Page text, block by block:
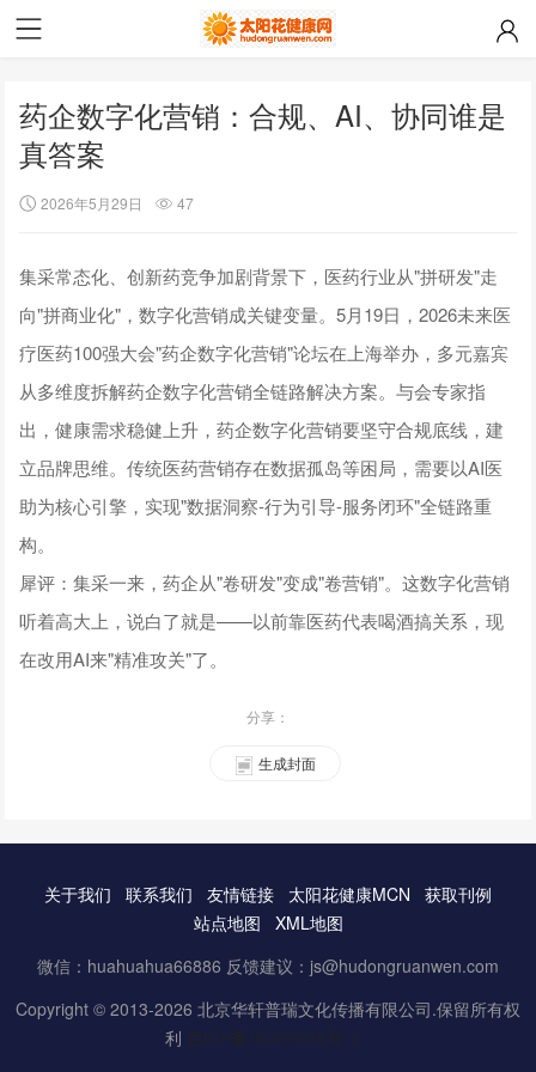
药企数字化营销：合规、AI、协同谁是
真答案
2026年5月29日 47
集采常态化、创新药竞争加剧背景下，医药行业从"拼研发"走
向"拼商业化"，数字化营销成关键变量。5月19日，2026未来医
疗医药100强大会"药企数字化营销"论坛在上海举办，多元嘉宾
从多维度拆解药企数字化营销全链路解决方案。与会专家指
出，健康需求稳健上升，药企数字化营销要坚守合规底线，建
立品牌思维。传统医药营销存在数据孤岛等困局，需要以AI医
助为核心引擎，实现"数据洞察-行为引导-服务闭环"全链路重
构。
犀评：集采一来，药企从"卷研发"变成"卷营销"。这数字化营销
听着高大上，说白了就是——以前靠医药代表喝酒搞关系，现
在改用AI来"精准攻关"了。
分享：
生成封面
关于我们 联系我们 友情链接 太阳花健康MCN
获取刊例
站点地图
XML地图
微信：huahuahua66886 反馈建议：js@hudongruanwen.com
Copyright © 2013-2026 北京华轩普瑞文化传播有限公司.保留所有权
利 京ICP备16061888号-3